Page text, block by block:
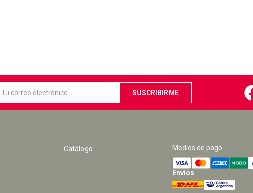
Catálogo Medios de pago
Envíos